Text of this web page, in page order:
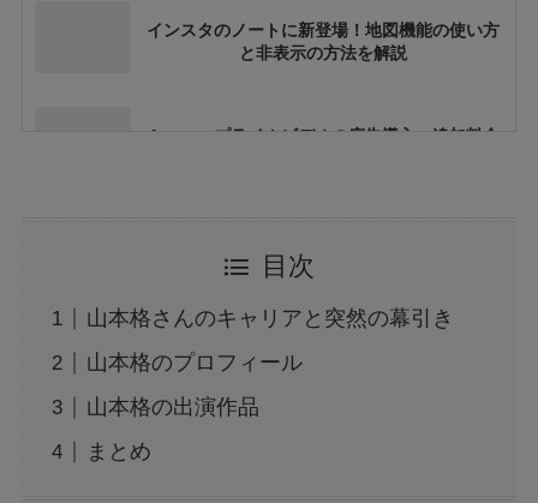
インスタのノートに新登場！地図機能の使い方
と非表示の方法を解説
Amazonプライムビデオの広告導入：追加料金
か？間接的影響を徹底解説
らえる？引換時の注意点も解説
広末涼子の薬物使用疑惑：事故と逮捕の真相を
目次
山本格さんのキャリアと突然の幕引き
山本格のプロフィール
山本格の出演作品
まとめ